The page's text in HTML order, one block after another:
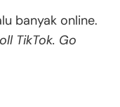
banyak online.
TikTok. Go